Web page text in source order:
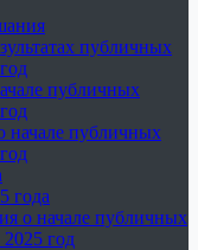
публичных
публичных
начале публичных
года
о начале публичных
год